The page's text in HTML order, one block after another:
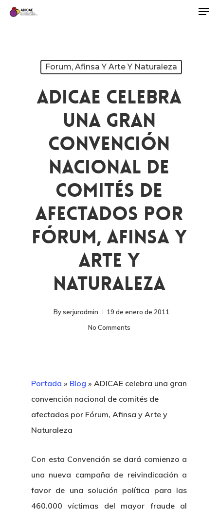
Forum, Afinsa Y Arte Y Naturaleza
ADICAE Celebra
Una Gran
Convención
Nacional De
Comités De
Afectados Por
Fórum, Afinsa Y
Arte Y
Naturaleza
Byserjuradmin
19 de enero de 2011
No Comments
Portada » Blog » ADICAE celebra una gran
convención nacional de comités de
afectados por Fórum, Afinsa y Arte y
Naturaleza
Con esta Convención se dará comienzo a
una nueva campaña de reivindicación a
favor de una solución política para las
460.000 víctimas del mayor fraude al